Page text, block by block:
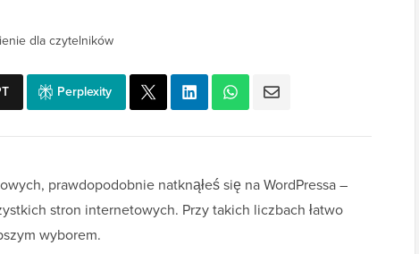
dla czytelników
Perplexity
prawdopodobnie natknąłeś się na WordPressa –
stron internetowych. Przy takich liczbach łatwo
wyborem.